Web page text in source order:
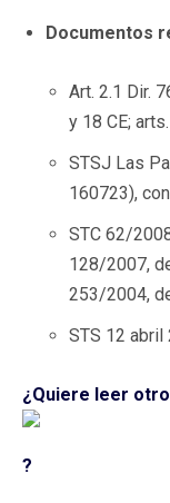
Documentos
Art. 2.1 Dir.
y 18 CE;
STSJ Las
160723),
STC 62/
128/2007,
253/2004,
STS 12 abril
¿Quiere leer
?